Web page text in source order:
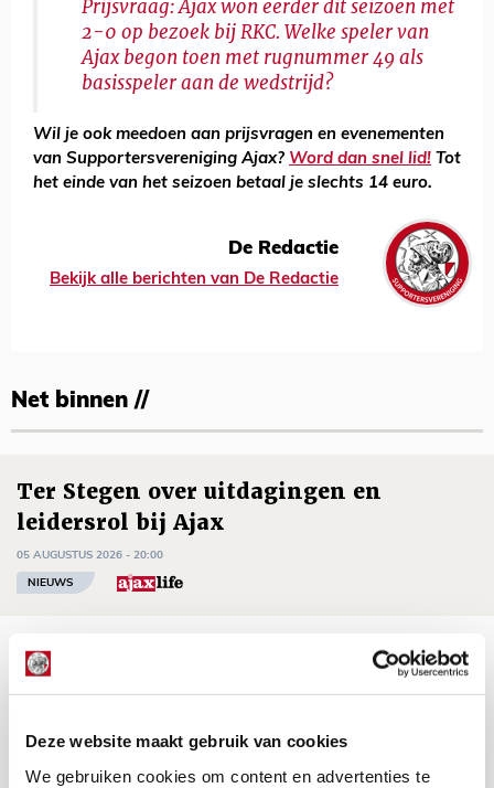
Deze website maakt gebruik van cookies
We gebruiken cookies om content en advertenties te
Prijsvraag: Ajax won eerder dit seizoen met
2-0 op bezoek bij RKC. Welke speler van
Ajax begon toen met rugnummer 49 als
basisspeler aan de wedstrijd?
Wil je ook meedoen aan prijsvragen en evenementen
van Supportersvereniging Ajax? Word dan snel lid! Tot
het einde van het seizoen betaal je slechts 14 euro.
De Redactie
Bekijk alle berichten van De Redactie
Net binnen //
Ter Stegen over uitdagingen en
leidersrol bij Ajax
05 AUGUSTUS 2026 - 20:00
NIEUWS
Míchels elf: zie jij al rol voor
aanwinsten in thuisduel met
05 AUGUSTUS 2026 - 15:35
NIEUWS